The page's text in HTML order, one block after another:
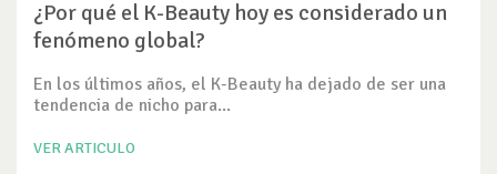
¿Por qué el K-Beauty hoy es considerado un
fenómeno global?
En los últimos años, el K-Beauty ha dejado de ser una
tendencia de nicho para...
VER ARTICULO